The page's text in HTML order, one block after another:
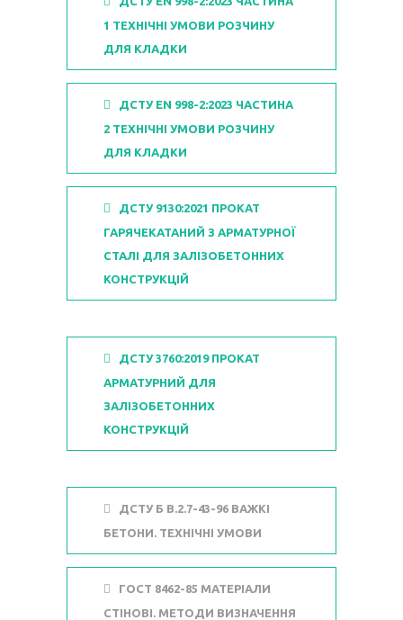
1 ТЕХНІЧНІ УМОВИ РОЗЧИНУ
ДЛЯ КЛАДКИ
ДСТУ EN 998-2:2023 ЧАСТИНА
2 ТЕХНІЧНІ УМОВИ РОЗЧИНУ
ДЛЯ КЛАДКИ
ДСТУ 9130:2021 ПРОКАТ
ГАРЯЧЕКАТАНИЙ З АРМАТУРНОЇ
СТАЛІ ДЛЯ ЗАЛІЗОБЕТОННИХ
КОНСТРУКЦІЙ
ДСТУ 3760:2019 ПРОКАТ
АРМАТУРНИЙ ДЛЯ
ЗАЛІЗОБЕТОННИХ
КОНСТРУКЦІЙ
ДСТУ Б В.2.7-43-96 ВАЖКІ
БЕТОНИ. ТЕХНІЧНІ УМОВИ
ГОСТ 8462-85 МАТЕРІАЛИ
СТІНОВІ. МЕТОДИ ВИЗНАЧЕННЯ